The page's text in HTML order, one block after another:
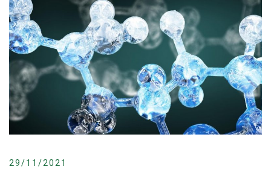
29/11/2021